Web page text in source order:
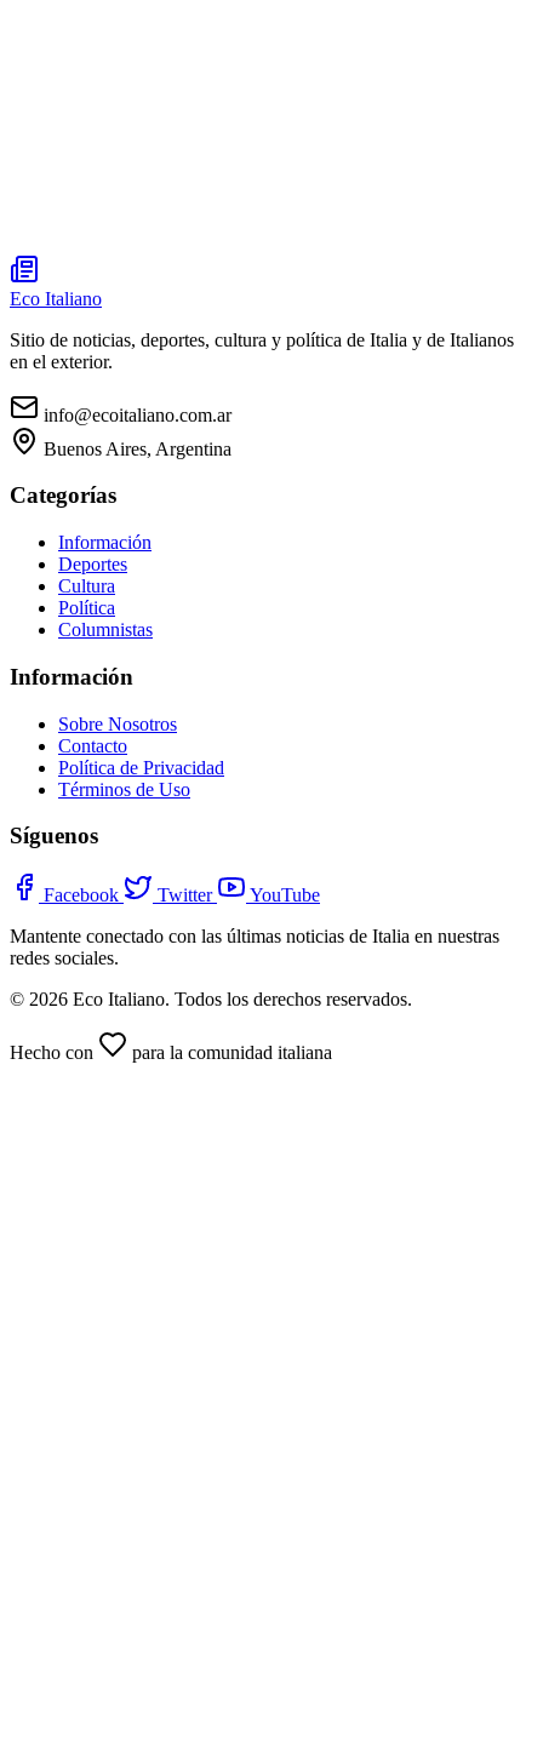
Eco Italiano
Sitio de noticias, deportes, cultura y política de Italia y de Italianos
en el exterior.
info@ecoitaliano.com.ar
Buenos Aires, Argentina
Categorías
Información
Deportes
Cultura
Política
Columnistas
Información
Sobre Nosotros
Contacto
Política de Privacidad
Términos de Uso
Síguenos
Facebook Twitter
YouTube
Mantente conectado con las últimas noticias de Italia en nuestras
redes sociales.
© 2026 Eco Italiano. Todos los derechos reservados.
Hecho con para la comunidad italiana